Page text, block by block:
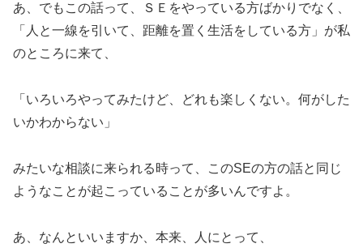
あ、でもこの話って、ＳＥをやっている方ばかりでなく、
「人と一線を引いて、距離を置く生活をしている方」が私
のところに来て、
「いろいろやってみたけど、どれも楽しくない。何がした
いかわからない」
みたいな相談に来られる時って、このSEの方の話と同じ
ようなことが起こっていることが多いんですよ。
あ、なんといいますか、本来、人にとって、